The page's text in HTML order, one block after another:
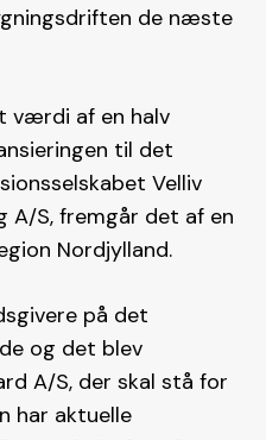
de næste
værdi af en halv
til det
Velliv
A/S, fremgår det af en
Nordjylland.
på det
og det blev
A/S, der skal stå for
har aktuelle